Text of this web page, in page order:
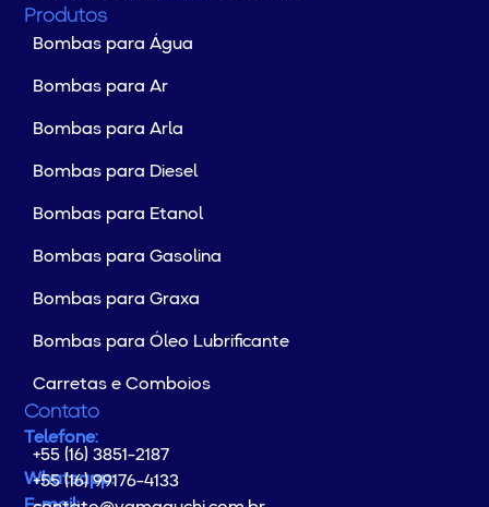
Produtos
Bombas para Água
Bombas para Ar
Bombas para Arla
Bombas para Diesel
Bombas para Etanol
Bombas para Gasolina
Bombas para Graxa
Bombas para Óleo Lubrificante
Carretas e Comboios
Contato
Telefone:
+55 (16) 3851-2187
Whatsapp:
+55 (16) 99176-4133